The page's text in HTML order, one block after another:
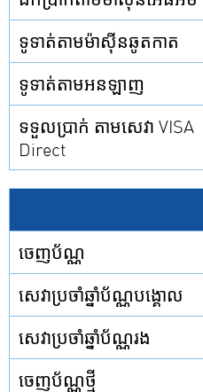
ទូទាត់តាមម៉ាស៊ីនឆូតកាត
ទូទាត់តាមអនឡាញ
ទទួលប្រាក់ តាមសេវា VISA
Direct
ចេញប័ណ្ណ
សេវាប្រចាំឆ្នាំប័ណ្ណបង្គោល
សេវាប្រចាំឆ្នាំប័ណ្ណរង
ចេញប័ណ្ណថ្មី